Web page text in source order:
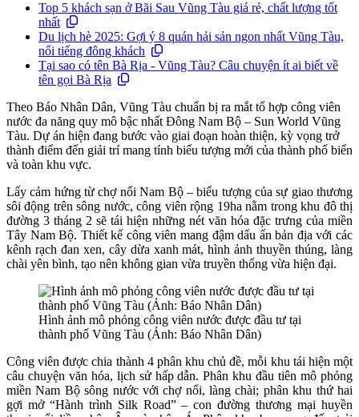
Top 5 khách sạn ở Bãi Sau Vũng Tàu giá rẻ, chất lượng tốt
nhất
Du lịch hè 2025: Gợi ý 8 quán hải sản ngon nhất Vũng Tàu,
nổi tiếng đông khách
Tại sao có tên Bà Rịa - Vũng Tàu? Câu chuyện ít ai biết về
tên gọi Bà Rịa
Theo Báo Nhân Dân, Vũng Tàu chuẩn bị ra mắt tổ hợp công viên
nước đa năng quy mô bậc nhất Đông Nam Bộ – Sun World Vũng
Tàu. Dự án hiện đang bước vào giai đoạn hoàn thiện, kỳ vọng trở
thành điểm đến giải trí mang tính biểu tượng mới của thành phố biển
và toàn khu vực.
Lấy cảm hứng từ chợ nổi Nam Bộ – biểu tượng của sự giao thương
sôi động trên sông nước, công viên rộng 19ha nằm trong khu đô thị
đường 3 tháng 2 sẽ tái hiện những nét văn hóa đặc trưng của miền
Tây Nam Bộ. Thiết kế công viên mang đậm dấu ấn bản địa với các
kênh rạch đan xen, cây dừa xanh mát, hình ảnh thuyền thúng, làng
chài yên bình, tạo nên không gian vừa truyền thống vừa hiện đại.
Hình ảnh mô phỏng công viên nước được đầu tư tại
thành phố Vũng Tàu (Ảnh: Báo Nhân Dân)
Công viên được chia thành 4 phân khu chủ đề, mỗi khu tái hiện một
câu chuyện văn hóa, lịch sử hấp dẫn. Phân khu đầu tiên mô phỏng
miền Nam Bộ sông nước với chợ nổi, làng chài; phân khu thứ hai
gợi mở “Hành trình Silk Road” – con đường thương mại huyền